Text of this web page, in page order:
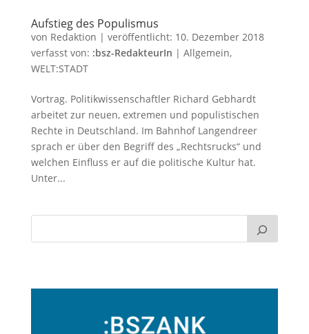
Aufstieg des Populismus
von Redaktion | veröffentlicht: 10. Dezember 2018
verfasst von: :bsz-RedakteurIn | Allgemein,
WELT:STADT
Vortrag. Politikwissenschaftler Richard Gebhardt
arbeitet zur neuen, extremen und populistischen
Rechte in Deutschland. Im Bahnhof Langendreer
sprach er über den Begriff des „Rechtsrucks“ und
welchen Einfluss er auf die politische Kultur hat.
Unter...